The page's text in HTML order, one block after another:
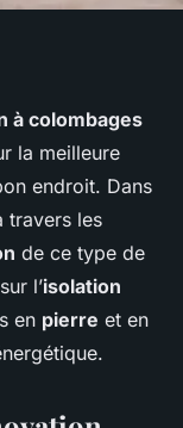
façon
d'une
?
à colombages
la meilleure
endroit. Dans
travers les
de ce type de
l’isolation
en pierre et en